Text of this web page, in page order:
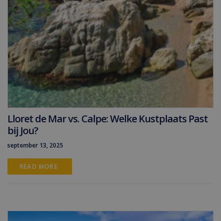
Lloret de Mar vs. Calpe: Welke Kustplaats Past
bij Jou?
september 13, 2025
READ MORE